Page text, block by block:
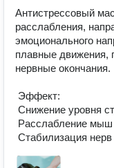
Антистрессовый
расслабления,
эмоционального
плавные движения,
нервные окончания.
Стабилизация нерв